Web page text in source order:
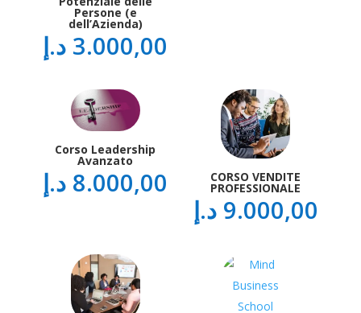
Persone (e
dell’Azienda)
3.000,00 د.إ
Corso Leadership
Avanzato
8.000,00 د.إ CORSO VENDITE
PROFESSIONALE
9.000,00 د.إ